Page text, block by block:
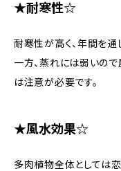
★耐寒性☆
耐寒性が高く、年間を通
一方、蒸れには弱いの
は注意が必要です。
★風水効果☆
多肉植物全体としては